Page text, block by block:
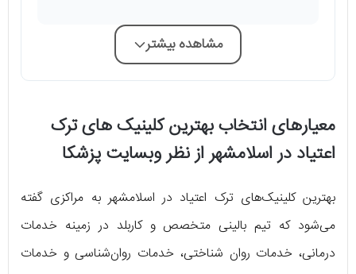
مشاهده بیشتر
معیارهای انتخاب بهترین کلینیک های ترک
اعتیاد در اسلامشهر از نظر وبسایت پزشکا
بهترین کلینیک‌های ترک اعتیاد در اسلامشهر به مراکزی گفته
می‌شود که تیم بالینی متخصص و کاربلد در زمینه خدمات
درمانی، خدمات روان شناختی، خدمات روان‌شناسی و خدمات